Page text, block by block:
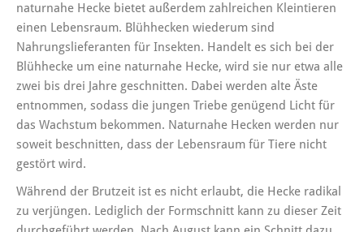
naturnahe Hecke bietet außerdem zahlreichen Kleintieren
einen Lebensraum. Blühhecken wiederum sind
Nahrungslieferanten für Insekten. Handelt es sich bei der
Blühhecke um eine naturnahe Hecke, wird sie nur etwa alle
zwei bis drei Jahre geschnitten. Dabei werden alte Äste
entnommen, sodass die jungen Triebe genügend Licht für
das Wachstum bekommen. Naturnahe Hecken werden nur
soweit beschnitten, dass der Lebensraum für Tiere nicht
gestört wird.
Während der Brutzeit ist es nicht erlaubt, die Hecke radikal
zu verjüngen. Lediglich der Formschnitt kann zu dieser Zeit